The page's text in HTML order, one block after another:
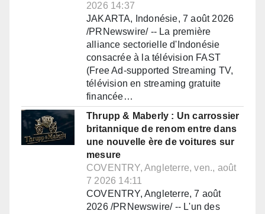
2026 14:37
JAKARTA, Indonésie, 7 août 2026
/PRNewswire/ -- La première
alliance sectorielle d'Indonésie
consacrée à la télévision FAST
(Free Ad-supported Streaming TV,
télévision en streaming gratuite
financée…
Thrupp & Maberly : Un carrossier
britannique de renom entre dans
une nouvelle ère de voitures sur
mesure
COVENTRY, Angleterre, ven., août
7 2026 14:11
COVENTRY, Angleterre, 7 août
2026 /PRNewswire/ -- L'un des